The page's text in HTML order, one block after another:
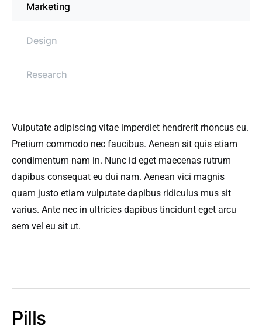
Marketing
Design
Research
Vulputate adipiscing vitae imperdiet hendrerit rhoncus eu.
Pretium commodo nec faucibus. Aenean sit quis etiam
condimentum nam in. Nunc id eget maecenas rutrum
dapibus consequat eu dui nam. Aenean vici magnis
quam justo etiam vulputate dapibus ridiculus mus sit
varius. Ante nec in ultricies dapibus tincidunt eget arcu
sem vel eu sit ut.
Pills